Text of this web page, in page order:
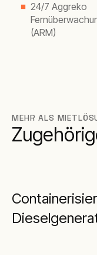
24/7 Aggreko
(ARM)
MEHR ALS